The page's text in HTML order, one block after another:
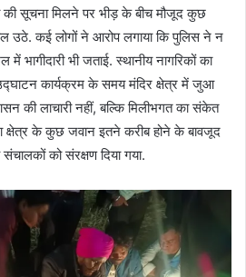
की सूचना मिलने पर भीड़ के बीच मौजूद कुछ
उठे. कई लोगों ने आरोप लगाया कि पुलिस ने न
भागीदारी भी जताई. स्थानीय नागरिकों का
कार्यक्रम के समय मंदिर क्षेत्र में जुआ
की लाचारी नहीं, बल्कि मिलीभगत का संकेत
क्षेत्र के कुछ जवान इतने करीब होने के बावजूद
को संरक्षण दिया गया.